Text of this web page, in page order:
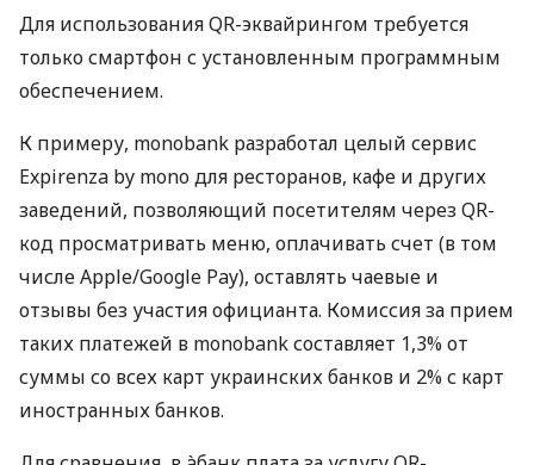
Для использования QR-эквайрингом требуется
только смартфон с установленным программным
обеспечением.
К примеру, monobank разработал целый сервис
Expirenza by mono для ресторанов, кафе и других
заведений, позволяющий посетителям через QR-
код просматривать меню, оплачивать счет (в том
числе Apple/Google Pay), оставлять чаевые и
отзывы без участия официанта. Комиссия за прием
таких платежей в monobank составляет 1,3% от
суммы со всех карт украинских банков и 2% с карт
иностранных банков.